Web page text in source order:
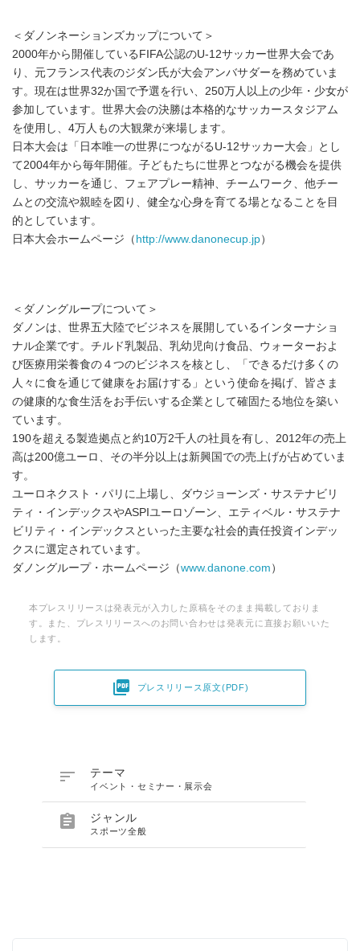
＜ダノンネーションズカップについて＞
2000年から開催しているFIFA公認のU-12サッカー世界大会であ
り、元フランス代表のジダン氏が大会アンバサダーを務めていま
す。現在は世界32か国で予選を行い、250万人以上の少年・少女が
参加しています。世界大会の決勝は本格的なサッカースタジアム
を使用し、4万人もの大観衆が来場します。
日本大会は「日本唯一の世界につながるU-12サッカー大会」とし
て2004年から毎年開催。子どもたちに世界とつながる機会を提供
し、サッカーを通じ、フェアプレー精神、チームワーク、他チー
ムとの交流や親睦を図り、健全な心身を育てる場となることを目
的としています。
日本大会ホームページ（ http://www.danonecup.jp）
＜ダノングループについて＞
ダノンは、世界五大陸でビジネスを展開しているインターナショ
ナル企業です。チルド乳製品、乳幼児向け食品、ウォーターおよ
び医療用栄養食の４つのビジネスを核とし、「できるだけ多くの
人々に食を通じて健康をお届けする」という使命を掲げ、皆さま
の健康的な食生活をお手伝いする企業として確固たる地位を築い
ています。
190を超える製造拠点と約10万2千人の社員を有し、2012年の売上
高は200億ユーロ、その半分以上は新興国での売上げが占めていま
す。
ユーロネクスト・パリに上場し、ダウジョーンズ・サステナビリ
ティ・インデックスやASPIユーロゾーン、エティベル・サステナ
ビリティ・インデックスといった主要な社会的責任投資インデッ
クスに選定されています。
ダノングループ・ホームページ（www.danone.com ）
本プレスリリースは発表元が入力した原稿をそのまま掲載しておりま
す。また、プレスリリースへのお問い合わせは発表元に直接お願いいた
します。
 プレスリリース原文(PDF)
 テーマ
イベント・セミナー・展示会
 ジャンル
スポーツ全般